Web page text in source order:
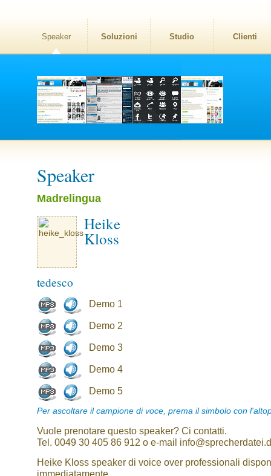
Speaker Soluzioni Studio Clienti
Speaker
Madrelingua
Heike
Kloss
tedesco
Demo 1
Demo 2
Demo 3
Demo 4
Demo 5
Per ascoltare il campione di voce, prema il simbolo con
Vuole prenotare questo speaker? Ci contatti.
Tel. 0049 30 405 86 912 o e-mail
Heike Kloss speaker di voice over professionali
immediatamente.